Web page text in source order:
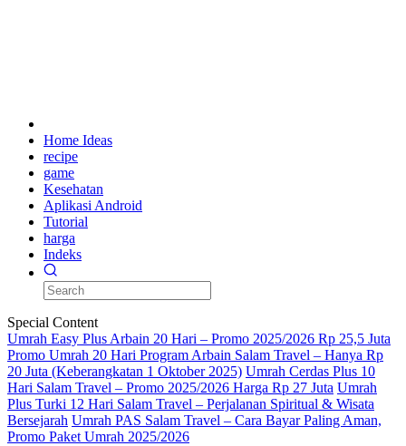
Home Ideas
recipe
game
Kesehatan
Aplikasi Android
Tutorial
harga
Indeks
Special Content
Umrah Easy Plus Arbain 20 Hari – Promo 2025/2026 Rp 25,5 Juta
Promo Umrah 20 Hari Program Arbain Salam Travel – Hanya Rp
20 Juta (Keberangkatan 1 Oktober 2025) Umrah Cerdas Plus 10
Hari Salam Travel – Promo 2025/2026 Harga Rp 27 Juta Umrah
Plus Turki 12 Hari Salam Travel – Perjalanan Spiritual & Wisata
Bersejarah Umrah PAS Salam Travel – Cara Bayar Paling Aman,
Promo Paket Umrah 2025/2026